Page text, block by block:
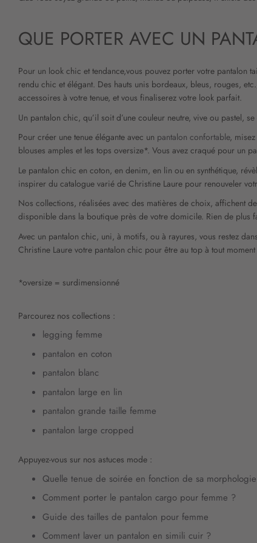
QUE PORTER AVEC UN
Pour un look chic et tendance,vous pouvez porter votre pantalon
rendu chic et élégant. Des hauts unis bordeaux, bleus, rouges,
accessoires à votre tenue, et vous finaliserez votre look parfait.
Un pantalon chic, qu’il soit d’une couleur neutre, vive ou pastel,
Pour créer une tenue élégante avec un pantalon confortable,
blouses amples et les tops oversize*. Vous avez craqué pour un
Le pantalon chic en coton, en denim, en lin ou en synthétique,
inspirer du catalogue varié de Christine Laure pour renouveler
Nos collections, réalisées avec des matières de choix, affichent
disponible dans la boutique près de votre domicile. Rien de plus
Avec un pantalon chic, uni, à motifs, ou à rayures, vous restez
Christine Laure votre pantalon chic pour être au top à tout moment
*oversize = surdimensionné
Parcourez nos collections :
legging femme
pantalon en coton
pantalon blanc
pantalon large en lin
pantalon grande taille femme
pantalon large cropped
Appuyez-vous sur nos astuces mode :
Quelle tenue de soirée en fonction de sa morphologie
Comment porter le pantalon cargo pour femme ?
Guide des tailles de pantalon pour femme
Comment laver un pantalon en simili cuir ?